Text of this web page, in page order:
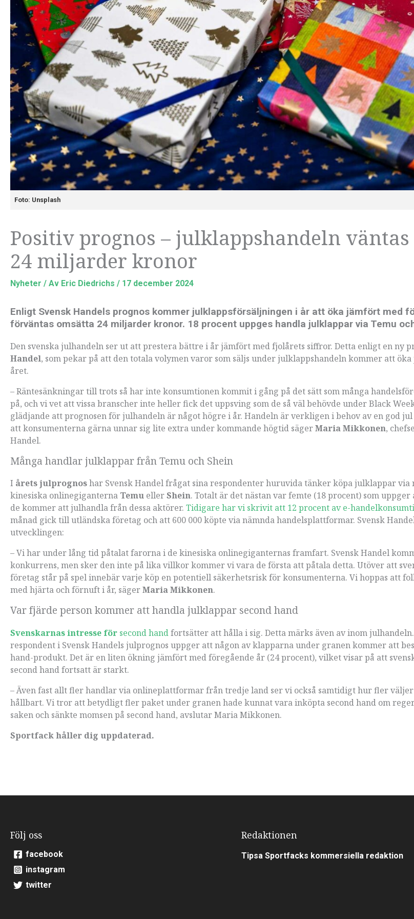
Foto: Unsplash
Positiv prognos – julklappshandeln
24 miljarder kronor
Nyheter / Av Eric Diedrichs / 17 december 2024
Enligt Svensk Handels prognos kommer julklappsförsäljningen i år att öka jämfört med
förväntas omsätta 24 miljarder kronor. 18 procent uppges handla julklappar via Temu
Den svenska julhandeln ser ut att prestera bättre i år jämfört med fjolårets siffror. Detta enligt en ny
Handel, som pekar på att den totala volymen varor som säljs under julklappshandeln kommer att
året.
– Räntesänkningar till trots så har inte konsumtionen kommit i gång på det sätt som många
på, och vi vet att vissa branscher inte heller fick det uppsving som de så väl behövde under Black
glädjande att prognosen för julhandeln är något högre i år. Handeln är verkligen i behov av en god jul
att konsumenterna gärna unnar sig lite extra under kommande högtid sägerMaria Mikkonen,
Handel.
Många handlar julklappar från Temu och Shein
I årets julprognoshar Svensk Handel frågat sina respondenter huruvida tänker köpa julklappar via
kinesiska onlinegiganterna Temu ellerShein. Totalt är det nästan var femte (18 procent) som
de kommer att julhandla från dessa aktörer. Tidigare har vi skrivit att 12 procent av e-
månad gick till utländska företag och att 600 000 köpte via nämnda handelsplattformar. Svensk
utvecklingen:
– Vi har under lång tid påtalat farorna i de kinesiska onlinegiganternas framfart. Svensk Handel
konkurrens, men sker den inte på lika villkor kommer vi vara de första att påtala detta. Utöver att
företag står på spel innebär varje köp en potentiell säkerhetsrisk för konsumenterna. Vi hoppas att
med hjärta och förnuft i år, sägerMaria Mikkonen.
Var fjärde person kommer att handla julklappar second hand
Svenskarnas intresse för second handfortsätter att hålla i sig. Detta märks även av inom
respondent i Svensk Handels julprognos uppger att någon av klapparna under granen kommer att
hand-produkt. Det är en liten ökning jämfört med föregående år (24 procent), vilket visar på att
second hand fortsatt är starkt.
– Även fast allt fler handlar via onlineplattformar från tredje land ser vi också samtidigt hur fler
hållbart. Vi tror att betydligt fler paket under granen hade kunnat vara inköpta second hand om
saken och sänkte momsen på second hand, avslutar Maria Mikkonen.
Sportfack håller dig uppdaterad.
Följ oss
facebook
instagram
twitter
Redaktionen
Tipsa Sportfacks kommersiella redaktion